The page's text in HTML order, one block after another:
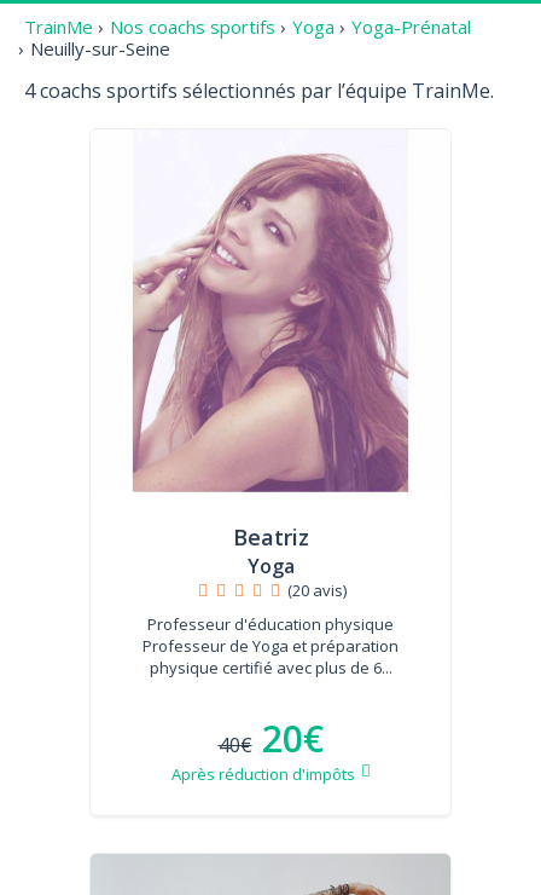
TrainMe › Nos coachs sportifs › Yoga › Yoga-Prénatal
› Neuilly-sur-Seine
4 coachs sportifs sélectionnés par l’équipe TrainMe.
Beatriz
Yoga
(20 avis)
Professeur d'éducation physique
Professeur de Yoga et préparation
physique certifié avec plus de 6...
40€ 20€
Après réduction d'impôts